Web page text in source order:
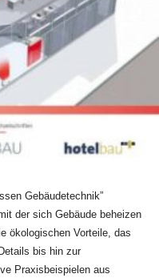
Gebäudetechnik”
der sich Gebäude beheizen
ökologischen Vorteile, das
bis hin zur
Praxisbeispielen aus